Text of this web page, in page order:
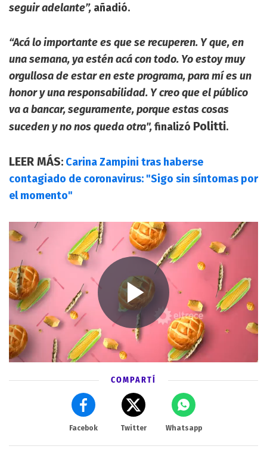
seguir adelante”, añadió.
“Acá lo importante es que se recuperen. Y que, en
una semana, ya estén acá con todo. Yo estoy muy
orgullosa de estar en este programa, para mí es un
honor y una responsabilidad. Y creo que el público
va a bancar, seguramente, porque estas cosas
suceden y no nos queda otra",finalizó Politti.
LEER MÁS: Carina Zampini tras haberse
contagiado de coronavirus: "Sigo sin síntomas por
el momento"
COMPARTÍ
Facebok Twitter Whatsapp